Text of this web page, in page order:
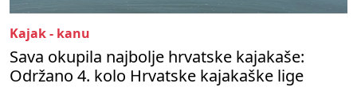
Kajak - kanu
Sava okupila najbolje hrvatske kajakaše:
Održano 4. kolo Hrvatske kajakaške lige